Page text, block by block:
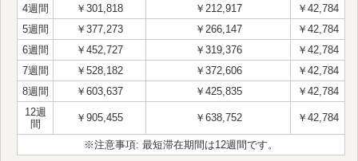
4週間
￥301,818 ￥212,917
￥42,784
5週間
￥377,273 ￥266,147
￥42,784
6週間
￥452,727 ￥319,376
￥42,784
7週間
￥528,182 ￥372,606
￥42,784
8週間
￥603,637 ￥425,835
￥42,784
12週
間
￥905,455 ￥638,752 ￥42,784
※注意事項: 最短滞在期間は12週間です。